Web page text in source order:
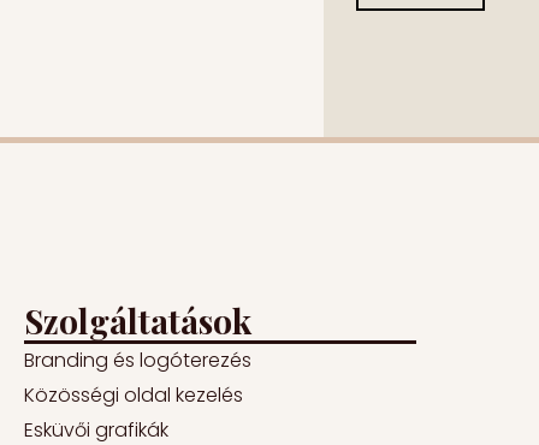
Szolgáltatások
Branding és logóterezés
Közösségi oldal kezelés
Esküvői grafikák